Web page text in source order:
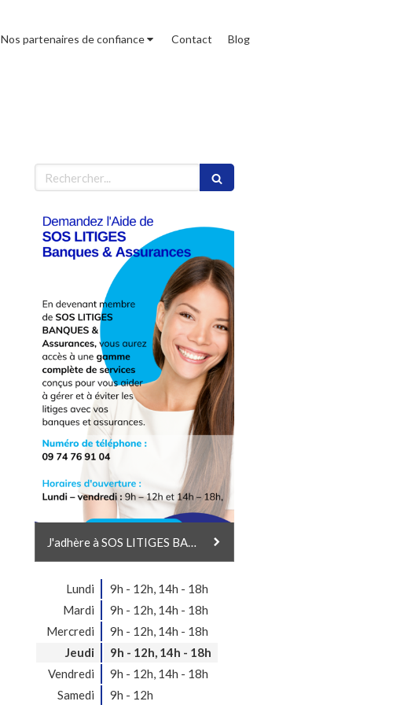
Nos partenaires de confiance Contact Blog
Rechercher
J'adhère à SOS LITIGES BANQUES & ASSURANCES
Lundi 9h - 12h, 14h - 18h
Mardi
9h - 12h, 14h - 18h
Mercredi
9h - 12h, 14h - 18h
Jeudi
9h - 12h, 14h - 18h
Vendredi
9h - 12h, 14h - 18h
Samedi
9h - 12h